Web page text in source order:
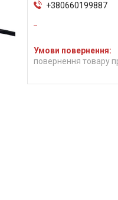
+380660199887
повернення товару